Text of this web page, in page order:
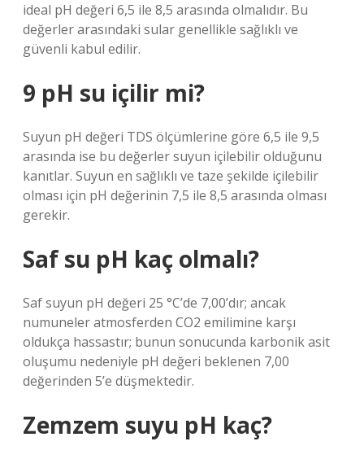
ideal pH değeri 6,5 ile 8,5 arasında olmalıdır. Bu
değerler arasındaki sular genellikle sağlıklı ve
güvenli kabul edilir.
9 pH su içilir mi?
Suyun pH değeri TDS ölçümlerine göre 6,5 ile 9,5
arasında ise bu değerler suyun içilebilir olduğunu
kanıtlar. Suyun en sağlıklı ve taze şekilde içilebilir
olması için pH değerinin 7,5 ile 8,5 arasında olması
gerekir.
Saf su pH kaç olmalı?
Saf suyun pH değeri 25 °C’de 7,00’dır; ancak
numuneler atmosferden CO2 emilimine karşı
oldukça hassastır; bunun sonucunda karbonik asit
oluşumu nedeniyle pH değeri beklenen 7,00
değerinden 5’e düşmektedir.
Zemzem suyu pH kaç?